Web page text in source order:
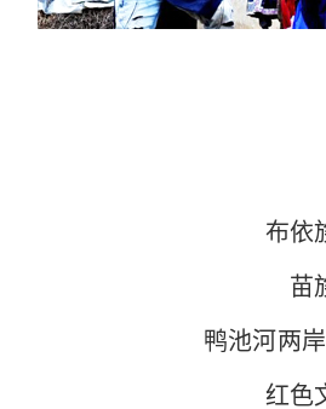
布依族
苗族
鸭池河两岸
红色文